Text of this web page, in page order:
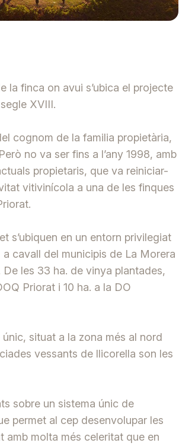
la finca on avui s’ubica el projecte
XVIII.
cognom de la familia propietària,
no va ser fins a l’any 1998, amb
propietaris, que va reiniciar-
vitivinícola a una de les finques
s’ubiquen en un entorn privilegiat
cavall del municipis de La Morera
les 33 ha. de vinya plantades,
Priorat i 10 ha. a la DO
situat a la zona més al nord
vessants de llicorella son les
sobre un sistema únic de
permet al cep desenvolupar les
amb molta més celeritat que en